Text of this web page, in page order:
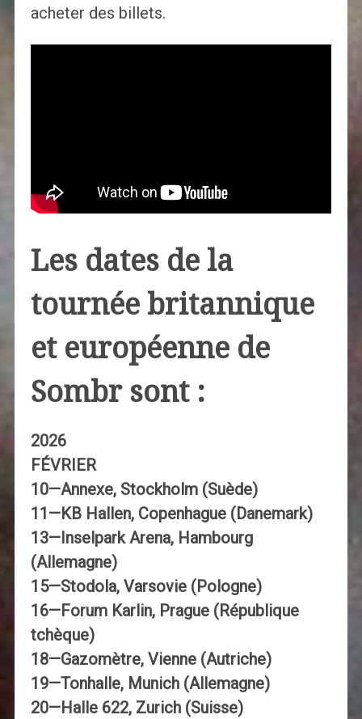
acheter des billets.
Les dates de la
tournée britannique
et européenne de
Sombr sont :
2026
FÉVRIER
10—Annexe, Stockholm (Suède)
11—KB Hallen, Copenhague (Danemark)
13—Inselpark Arena, Hambourg
(Allemagne)
15—Stodola, Varsovie (Pologne)
16—Forum Karlin, Prague (République
tchèque)
18—Gazomètre, Vienne (Autriche)
19—Tonhalle, Munich (Allemagne)
20—Halle 622, Zurich (Suisse)